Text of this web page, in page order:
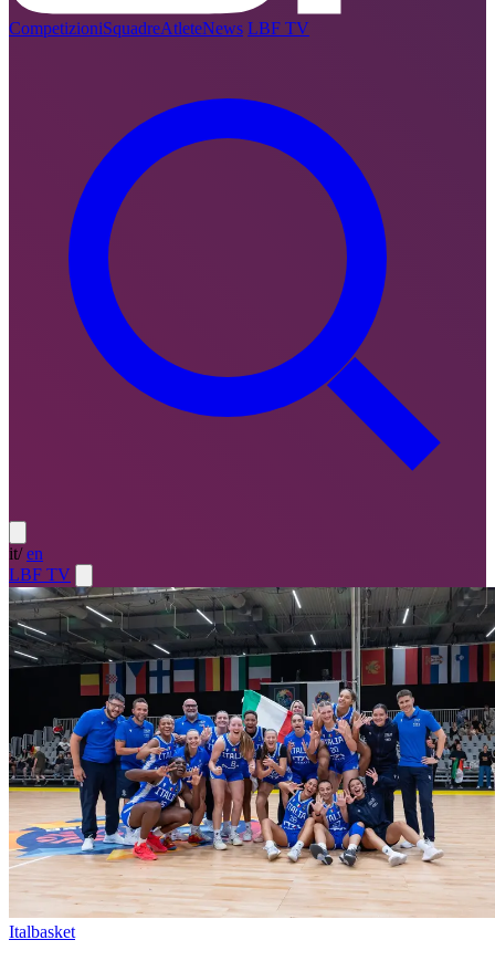
CompetizioniSquadreAtleteNews LBF TV
it/ en
LBF TV
Italbasket